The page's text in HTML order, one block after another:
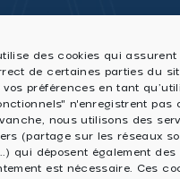
des cookies qui assurent
de certaines parties du
préférences en tant
n'enregistrent pas
nous utilisons des
(partage sur les réseaux
qui déposent également des
est nécessaire. Ces